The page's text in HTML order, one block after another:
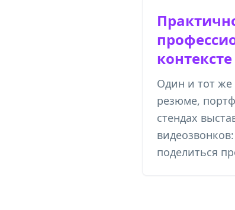
контексте
Один и тот
резюме,
стендах
поделиться